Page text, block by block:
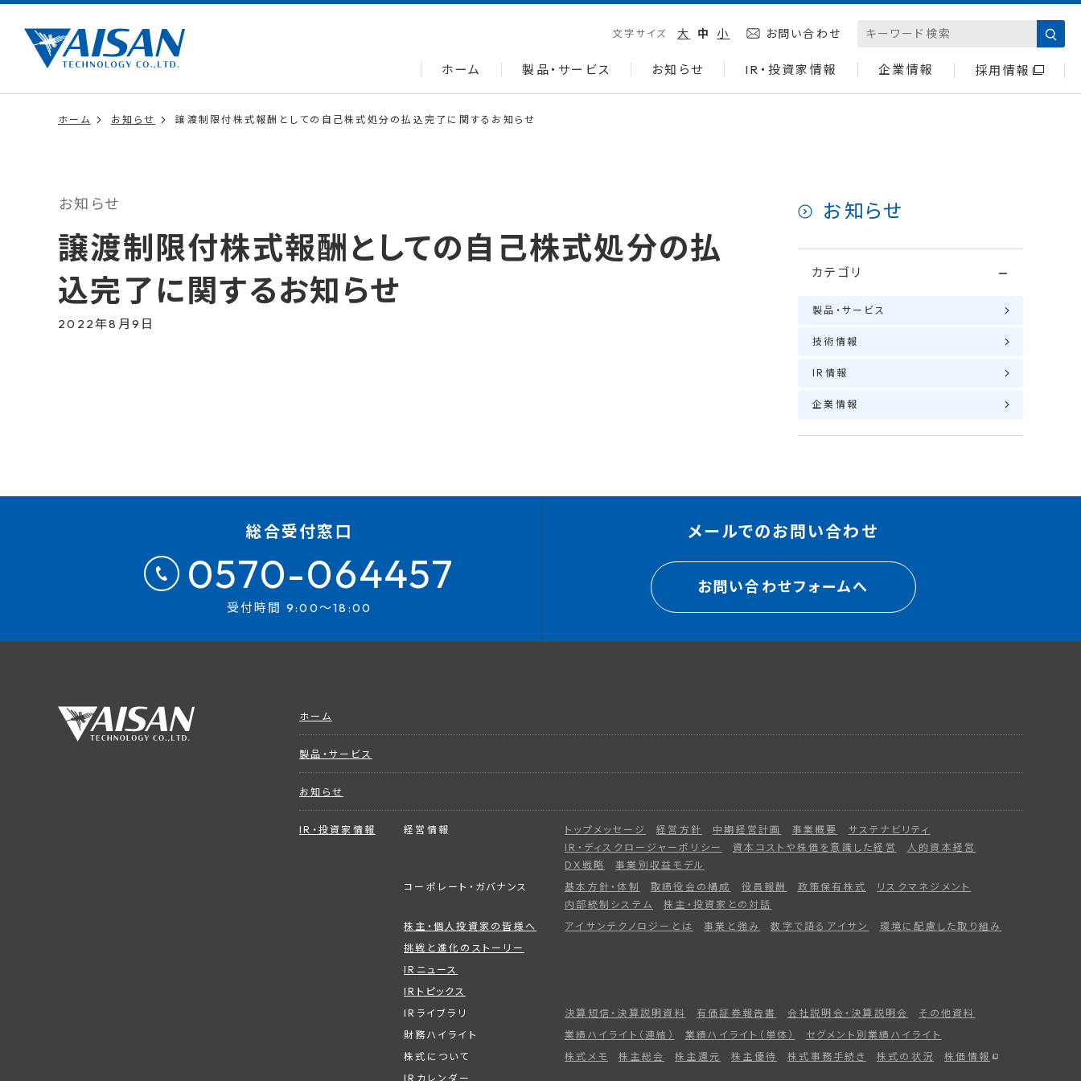
文字サイズ 大 中 小 お問い合わせ
ホーム 製品・サービス お知らせ IR・投資家情報 企業情報 採用情報
ホーム お知らせ 譲渡制限付株式報酬としての自己株式処分の払込完了に関するお知らせ
お知らせ
譲渡制限付株式報酬としての自己株式処分の払
込完了に関するお知らせ
2022年8月9日
お知らせ
カテゴリ
製品・サービス
技術情報
IR情報
企業情報
総合受付窓口
0570-064457
受付時間 9:00～18:00
メールでのお問い合わせ
お問い合わせフォームへ
ホーム
製品・サービス
お知らせ
IR・投資家情報 経営情報 トップメッセージ 経営方針 中期経営計画 事業概要
サステナビリティ
IR・ディスクロージャーポリシー
資本コストや株価を意識した経営
人的資本経営
DX戦略
事業別収益モデル
コーポレート・ガバナンス
基本方針・体制 取締役会の構成 役員報酬 政策保有株式
リスクマネジメント
内部統制システム
株主・投資家との対話
株主・個人投資家の皆様へ
アイサンテクノロジーとは 事業と強み 数字で語るアイサン
環境に配慮した取り組み
挑戦と進化のストーリー
IRニュース
IRトピックス
IRライブラリ
決算短信・決算説明資料 有価証券報告書 会社説明会・決算説明会
その他資料
財務ハイライト
業績ハイライト（連結） 業績ハイライト（単体）
セグメント別業績ハイライト
株式について
株式メモ 株主総会 株主還元 株主優待 株式事務手続き 株式の状況
株価情報
IRカレンダー